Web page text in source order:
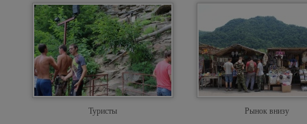
Туристы Рынок внизу